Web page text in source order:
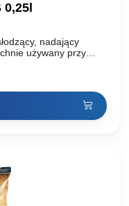
0,25l
nadający
używany przy